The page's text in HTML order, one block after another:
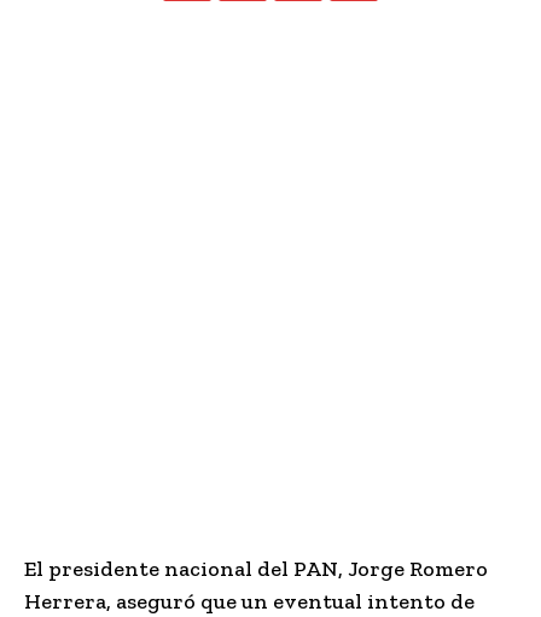
El presidente nacional del PAN, Jorge Romero
Herrera, aseguró que un eventual intento de